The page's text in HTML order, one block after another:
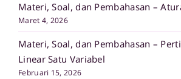
Materi, Soal, dan Pembahasan –
Maret 4, 2026
Materi, Soal, dan Pembahasan –
Linear Satu Variabel
Februari 15, 2026